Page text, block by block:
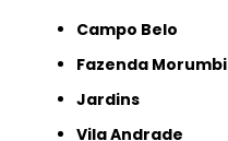
Campo Belo
Fazenda Morumbi
Jardins
Vila Andrade